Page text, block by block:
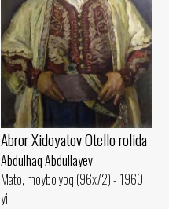
Abror Xidoyatov Otello rolida
Abdulhaq Abdullayev
Mato, moybo‘yoq (96x72) - 1960
yil